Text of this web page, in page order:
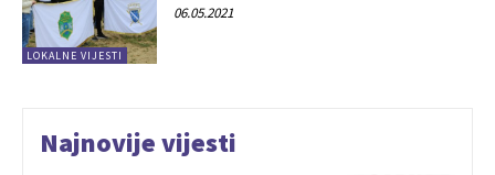
LOKALNE VIJESTI
06.05.2021
Najnovije vijesti